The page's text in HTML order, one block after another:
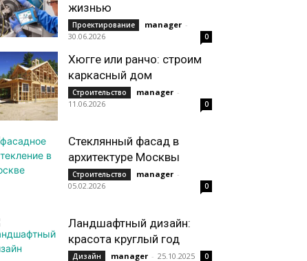
жизнью
Проектирование manager -
30.06.2026
0
Хюгге или ранчо: строим
каркасный дом
Строительство manager -
11.06.2026
0
Стеклянный фасад в
архитектуре Москвы
Строительство manager -
05.02.2026
0
Ландшафтный дизайн:
красота круглый год
Дизайн manager - 25.10.2025 0